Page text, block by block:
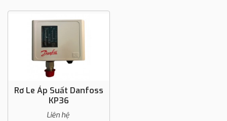
Rơ Le Áp Suất Danfoss
KP36
Liên hệ